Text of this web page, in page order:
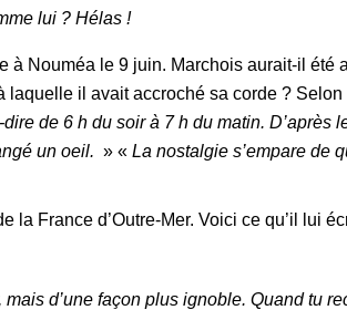
lui ? Hélas !
à Nouméa le 9 juin. Marchois aurait-il
laquelle il avait accroché sa corde ?
de 6 h du soir à 7 h du matin.
un oeil. » « La nostalgie s’empare de
la France d’Outre-Mer. Voici ce qu’il lui
d’une façon plus ignoble. Quand tu